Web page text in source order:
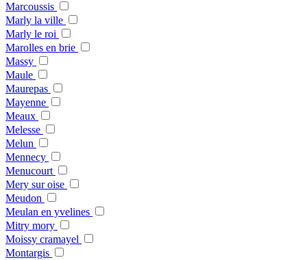
Marcoussis
Marly la ville
Marly le roi
Marolles en brie
Massy
Maule
Maurepas
Mayenne
Meaux
Melesse
Melun
Mennecy
Menucourt
Mery sur oise
Meudon
Meulan en yvelines
Mitry mory
Moissy cramayel
Montargis